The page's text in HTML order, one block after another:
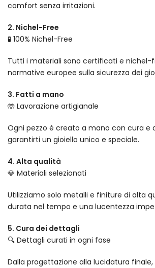
comfort senza irritazioni.
2. Nichel-Free
🧪 100% Nichel-Free
Tutti i materiali sono certificati e nichel-
normative europee sulla sicurezza dei
3. Fatti a mano
🤲 Lavorazione artigianale
Ogni pezzo è creato a mano con cura e
garantirti un gioiello unico e speciale.
4. Alta qualità
💎 Materiali selezionati
Utilizziamo solo metalli e finiture di alta
durata nel tempo e una lucentezza
5. Cura dei dettagli
🔍 Dettagli curati in ogni fase
Dalla progettazione alla lucidatura finale,